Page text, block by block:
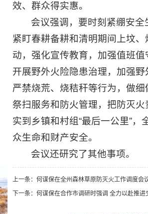
效、群众得实惠。
会议强调，要时刻紧绷安全
紧盯春耕备耕和清明期间上坟、
动，强化宣传教育，加强值班值
开展野外火险隐患治理，加强野
严禁烧荒、烧秸秆等行为，做细
祭扫服务和防火管理，把防灭火
实到乡镇和村组“最后一公里”，
众生命和财产安全。
会议还研究了其他事项。
上一条： 何谋保在全州森林草原防灭火工作调度会议上强调 以时时放心不下天天如履薄冰的责任感 全力
下一条： 何谋保在合作市调研时强调 全力以赴推进交通道路项目建设